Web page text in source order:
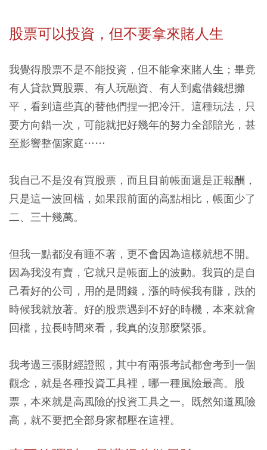
股票可以投資，但不要拿來賭人生
我覺得股票不是不能投資，但不能拿來賭人生；畢竟
有人貸款買股票、有人玩融資、有人到處借錢想攤
平，看到這些真的替他們捏一把冷汗。這種玩法，只
要方向錯一次，可能就把好幾年的努力全部賠光，甚
至影響整個家庭……
我自己不是沒有買股票，而且目前帳面還是正報酬，
只是這一波回檔，如果跟前面的高點相比，帳面少了
二、三十幾萬。
但我一點都沒有睡不著，更不會因為這樣就想不開。
因為我沒有賣，它就只是帳面上的波動。我買的是自
己看好的公司，用的是閒錢，漲的時候我有賺，跌的
時候我就放著。好的股票遇到不好的時機，本來就會
回檔，拉長時間來看，我真的沒那麼緊張。
我考過三張財經證照，其中有兩張考試都會考到一個
觀念，就是各種投資工具裡，哪一種風險最高。股
票，本來就是高風險的投資工具之一。既然知道風險
高，就不要把全部身家都壓在這裡。